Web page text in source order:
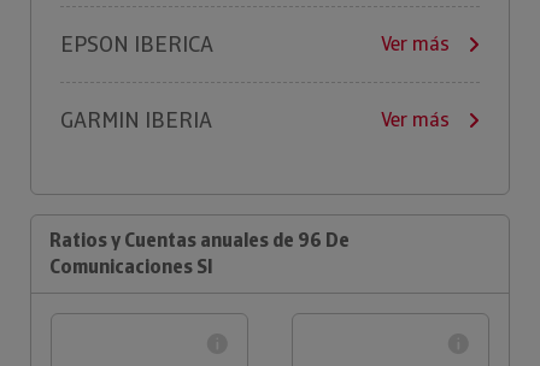
EPSON IBERICA Ver más
GARMIN IBERIA Ver más
Ratios y Cuentas anuales de 96 De
Comunicaciones Sl